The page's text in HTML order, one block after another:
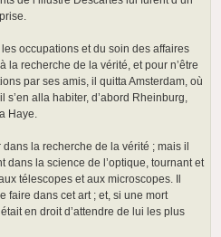
les occupations et du soin des affaires
la recherche de la vérité, et pour n’être
par ses amis, il quitta Amsterdam, où
s’en alla habiter, d’abord Rheinburg,
Haye.
dans la recherche de la vérité ; mais il
dans la science de l’optique, tournant et
télescopes et aux microscopes. Il
faire dans cet art ; et, si une mort
en droit d’attendre de lui les plus